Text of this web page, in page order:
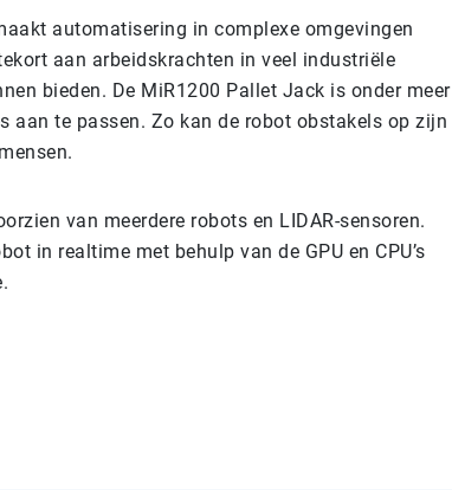
automatisering in complexe omgevingen
aan arbeidskrachten in veel industriële
bieden. De MiR1200 Pallet Jack is onder meer
aan te passen. Zo kan de robot obstakels op zijn
van meerdere robots en LIDAR-sensoren.
in realtime met behulp van de GPU en CPU’s